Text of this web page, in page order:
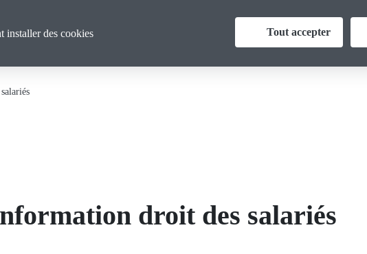
principal
La CGT Gironde Formations Vos droits
droit des salariés
installer des cookies Tout accepter